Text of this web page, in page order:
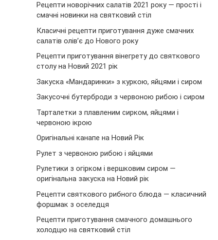
Рецепти новорічних салатів 2021 року — прості і
смачні новинки на святковий стіл
Класичні рецепти приготування дуже смачних
салатів олів’є до Нового року
Рецепти приготування вінегрету до святкового
столу на Новий 2021 рік
Закуска «Мандаринки» з куркою, яйцями і сиром
Закусочні бутерброди з червоною рибою і сиром
Тарталетки з плавленим сирком, яйцями і
червоною ікрою
Оригінальні канапе на Новий Рік
Рулет з червоною рибою і яйцями
Рулетики з огірком і вершковим сиром —
оригінальна закуска на Новий рік
Рецепти святкового рибного блюда — класичний
форшмак з оселедця
Рецепти приготування смачного домашнього
холодцю на святковий стіл